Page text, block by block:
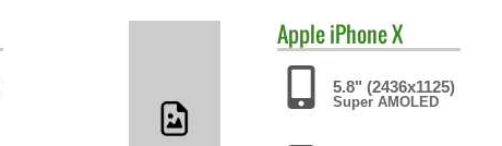
AppleiPhone X
5.8" (2436x1125)
Super AMOLED